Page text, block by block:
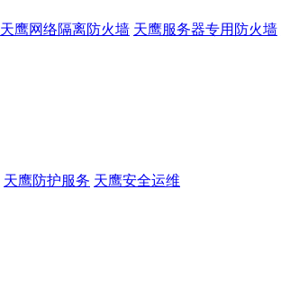
天鹰网络隔离防火墙 天鹰服务器专用防火墙
天鹰防护服务 天鹰安全运维